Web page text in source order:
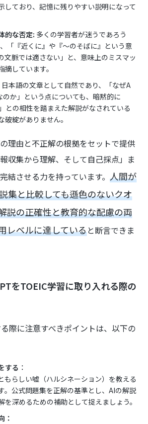
しており、記憶に残りやすい説明になって
的な否定: 多くの学習者が迷うであろう
「『近くに』や『〜のそばに』という意
文脈では適さない」と、意味上のミスマッ
摘しています。
日本語の文章として自然であり、「なぜA
のか」という点についても、暗黙的に
との相性を踏まえた解説がなされている
破綻がありません。
理由と不正解の根拠をセットで提供
収集から理解、そして自己採点」ま
結させる力を持っています。人間が
集と比較しても遜色のないクオ
説の正確性と教育的な配慮の両
レベルに達していると断言できま
をTOEIC学習に取り入れる際の
際に注意すべきポイントは、以下の
する ：
もらしい嘘（ハルシネーション）を教える
。公式問題集を正解の基準とし、AIの解説
を深めるための補助として捉えましょう。
：